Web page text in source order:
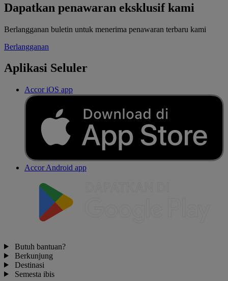
Dapatkan penawaran eksklusif kami
Berlangganan buletin untuk menerima penawaran terbaru kami
Berlangganan
Aplikasi Seluler
Accor iOS app
Accor Android app
Butuh bantuan?
Berkunjung
Destinasi
Semesta ibis